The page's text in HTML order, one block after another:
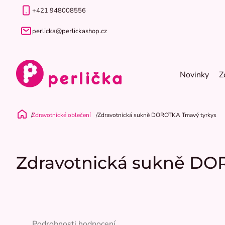
+421 948008556
perlicka@perlickashop.cz
Novinky
Domů
Zdravotnické oblečení Zdravotnická sukně DOROTKA Tmavý tyrkys
Zdravotnická sukně
hodnocení